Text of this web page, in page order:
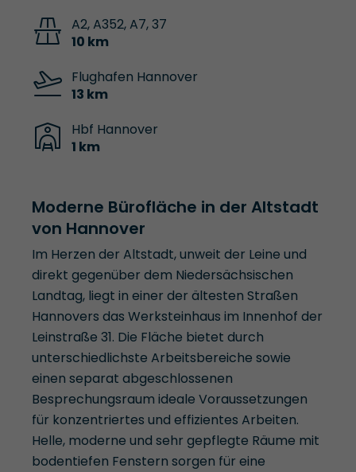
A2, A352, A7, 37
10 km
Flughafen Hannover
13 km
Hbf Hannover
1 km
Moderne Bürofläche in der Altstadt
von Hannover
Im Herzen der Altstadt, unweit der Leine und
direkt gegenüber dem Niedersächsischen
Landtag, liegt in einer der ältesten Straßen
Hannovers das Werksteinhaus im Innenhof der
Leinstraße 31. Die Fläche bietet durch
unterschiedlichste Arbeitsbereiche sowie
einen separat abgeschlossenen
Besprechungsraum ideale Voraussetzungen
für konzentriertes und effizientes Arbeiten.
Helle, moderne und sehr gepflegte Räume mit
bodentiefen Fenstern sorgen für eine